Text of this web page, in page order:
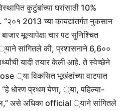
कुटुंबांच्या घरांसाठी 10%
2013 च्या कायद्यांतर्गत नुकसान
मूल्यापेक्षा चार पट सुनिश्चित
सांगितले की, प्रशासनाने 6,6००
यादी तयार केली आहे.ते स्वेच्छेने
्या विकसित भूखंडांच्या वाटपात
धोरण प्रथम येणा, ्या, पहिल्या-
असे अधिका official ्याने सांगितले